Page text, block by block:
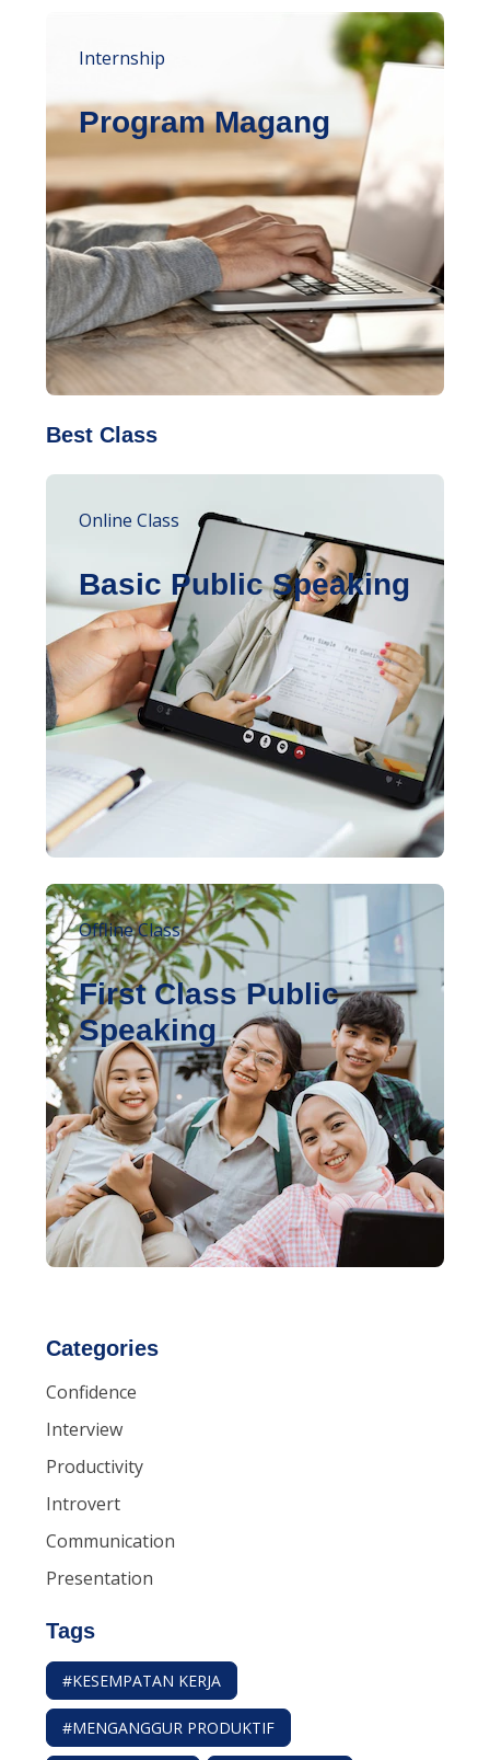
Categories
Confidence
Interview
Productivity
Introvert
Communication
Presentation
Tags
#KESEMPATAN KERJA
#MENGANGGUR PRODUKTIF
Internship
Program Magang
Best Class
Online Class
Basic Public Speaking
Offline Class
First Class Public
Speaking